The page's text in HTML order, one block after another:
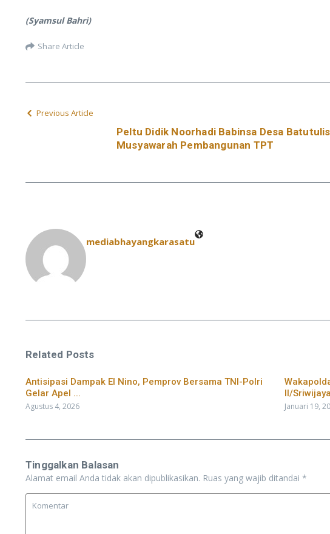
(Syamsul Bahri)
Share Article
Previous Article
Peltu Didik Noorhadi Babinsa Desa
Musyawarah Pembangunan TPT
mediabhayangkarasatu
Related Posts
​Antisipasi Dampak El Nino, Pemprov Bersama TNI-Polri
Gelar Apel ...
Agustus 4, 2026
II/
Januari 19,
Tinggalkan Balasan
Alamat email Anda tidak akan dipublikasikan. Ruas yang wajib ditandai *